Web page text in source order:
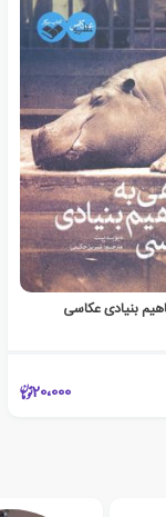
بنیادی عکاسی
20،000